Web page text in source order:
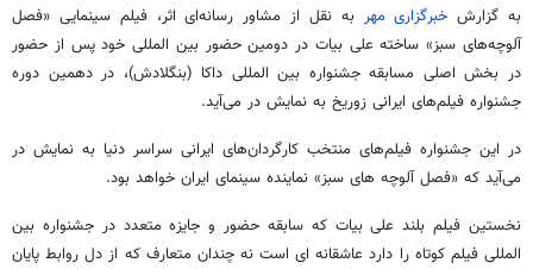
به گزارش خبرگزاری مهر به نقل از مشاور رسانه‌ای اثر، فیلم سینمایی «فصل
آلوچه‌های سبز» ساخته علی بیات در دومین حضور بین المللی خود پس از حضور
در بخش اصلی مسابقه جشنواره بین المللی داکا (بنگلادش)، در دهمین دوره
جشنواره فیلم‌های ایرانی زوریخ به نمایش در می‌آید.
در این جشنواره فیلم‌های منتخب کارگردان‌های ایرانی سراسر دنیا به نمایش در
می‌آید که «فصل آلوچه های سبز» نماینده سینمای ایران خواهد بود.
نخستین فیلم بلند علی بیات که سابقه حضور و جایزه متعدد در جشنواره بین
المللی فیلم کوتاه را دارد عاشقانه ای است نه چندان متعارف که از دل روابط پایان